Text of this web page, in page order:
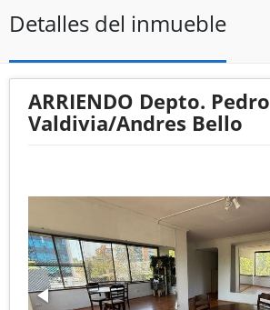
Detalles del inmueble
ARRIENDO Depto. Pedro
Valdivia/Andres Bello